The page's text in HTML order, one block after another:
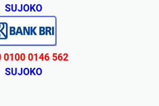
SUJOKO
0100 0146 562
SUJOKO